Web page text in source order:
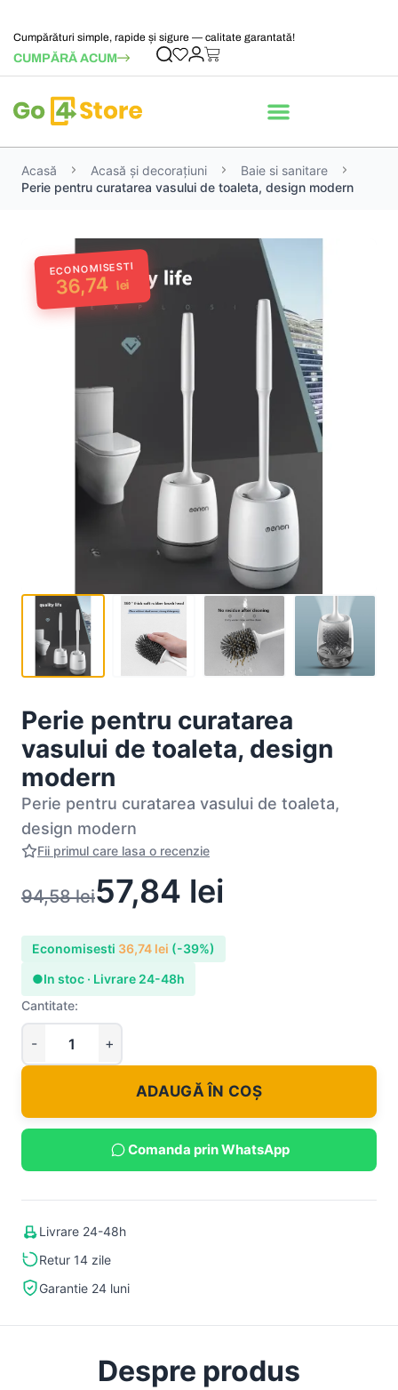
Cumpărături simple, rapide și sigure — calitate garantată!
CUMPĂRĂ ACUM
Acasă Acasă și decorațiuni
Baie si sanitare
Perie pentru curatarea vasului de toaleta, design modern
ECONOMISESTI
36,74 lei
Perie pentru curatarea
vasului de toaleta, design
modern
Perie pentru curatarea vasului de toaleta,
design modern
Fii primul care lasa o recenzie
94,58lei57,84 lei
Economisesti 36,74 lei (-39%)
●In stoc · Livrare 24-48h
Cantitate:
ADAUGĂ ÎN COȘ
Comanda prin WhatsApp
Livrare 24-48h
Retur 14 zile
Garantie 24 luni
Despre produs